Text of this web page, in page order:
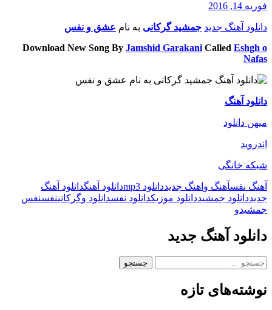
فوریه 14, 2016
دانلود آهنگ جدید جمشید گرکانی به نام عشق و نفس
Download New Song By Jamshid Garakani Called Eshgh o
Nafas
دانلود آهنگ
میهن دانلود
اندروید
شبکه خانگی
آهنگ نفسآهنگ و اهنگ جدیددانلود mp3 دانلود آهنگدانلود آهنگ
جدیددانلود جمشیددانلود موزیکدانلود نفسدانلود وگرکانینفسنفس
جمشیدو
دانلود آهنگ جدید
جستجو
نوشته‌های تازه